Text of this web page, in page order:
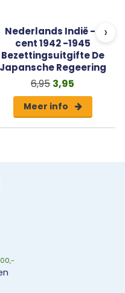
Nederlands Indië - 1
cent 1942 -1945
Bezettingsuitgifte De
Japansche Regeering
6,95 3,95
Meer info
›